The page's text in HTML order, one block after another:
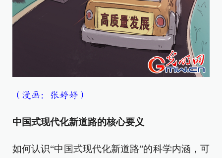
（漫画：张婷婷）
中国式现代化新道路的核心要义
如何认识“中国式现代化新道路”的科学内涵，可